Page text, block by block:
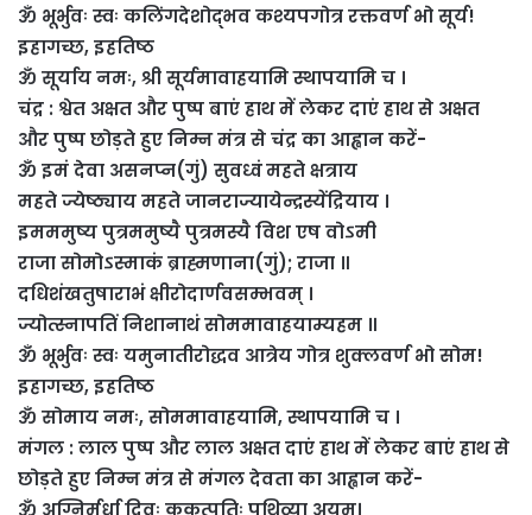
ॐ भूर्भुवः स्वः कलिंगदेशोद्भव कश्यपगोत्र रक्तवर्ण भो सूर्य!
इहागच्छ, इहतिष्ठ
ॐ सूर्याय नमः, श्री सूर्यमावाहयामि स्थापयामि च ।
चंद्र : श्वेत अक्षत और पुष्प बाएं हाथ में लेकर दाएं हाथ से अक्षत
और पुष्प छोड़ते हुए निम्न मंत्र से चंद्र का आह्वान करें-
ॐ इमं देवा असनप्न(गुं) सुवध्वं महते क्षत्राय
महते ज्येष्ठ्याय महते जानराज्यायेन्द्रस्येंद्रियाय ।
इमममुष्य पुत्रममुष्यै पुत्रमस्यै विश एष वोऽमी
राजा सोमोऽस्माकं ब्राह्मणाना(गुं); राजा ॥
दधिशंखतुषाराभं क्षीरोदार्णवसम्भवम्‌ ।
ज्योत्स्नापतिं निशानाथं सोममावाहयाम्यहम ॥
ॐ भूर्भुवः स्वः यमुनातीरोद्धव आत्रेय गोत्र शुक्लवर्ण भो सोम!
इहागच्छ, इहतिष्ठ
ॐ सोमाय नमः, सोममावाहयामि, स्थापयामि च ।
मंगल : लाल पुष्प और लाल अक्षत दाएं हाथ में लेकर बाएं हाथ से
छोड़ते हुए निम्न मंत्र से मंगल देवता का आह्वान करें-